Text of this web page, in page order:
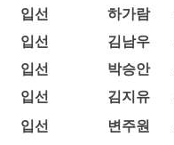
입선
하가람
입선
김남우
입선
박승안
입선
김지유
입선
변주원